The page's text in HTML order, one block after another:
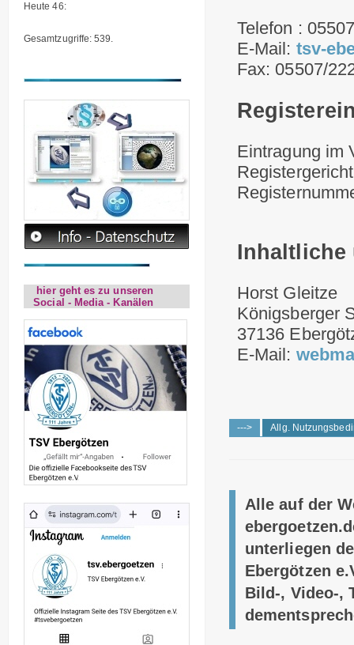
Heute 46:
Gesamtzugriffe: 539.
hier geht es zu unseren
Social - Media - Kanälen
Telefon :
E-Mail: tsv-
Fax: 05507/
Eintragung im
Inhaltliche
Horst Gleitze
Königsberger
37136
E-Mail:
---> Allg.
Alle auf der
unterliegen
Ebergötzen
Bild-, Video-,